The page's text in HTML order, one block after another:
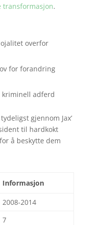
transformasjon.
overfor
for forandring
kriminell adferd
gjennom Jax’
til hardkokt
å beskytte dem
Informasjon
2008-2014
7